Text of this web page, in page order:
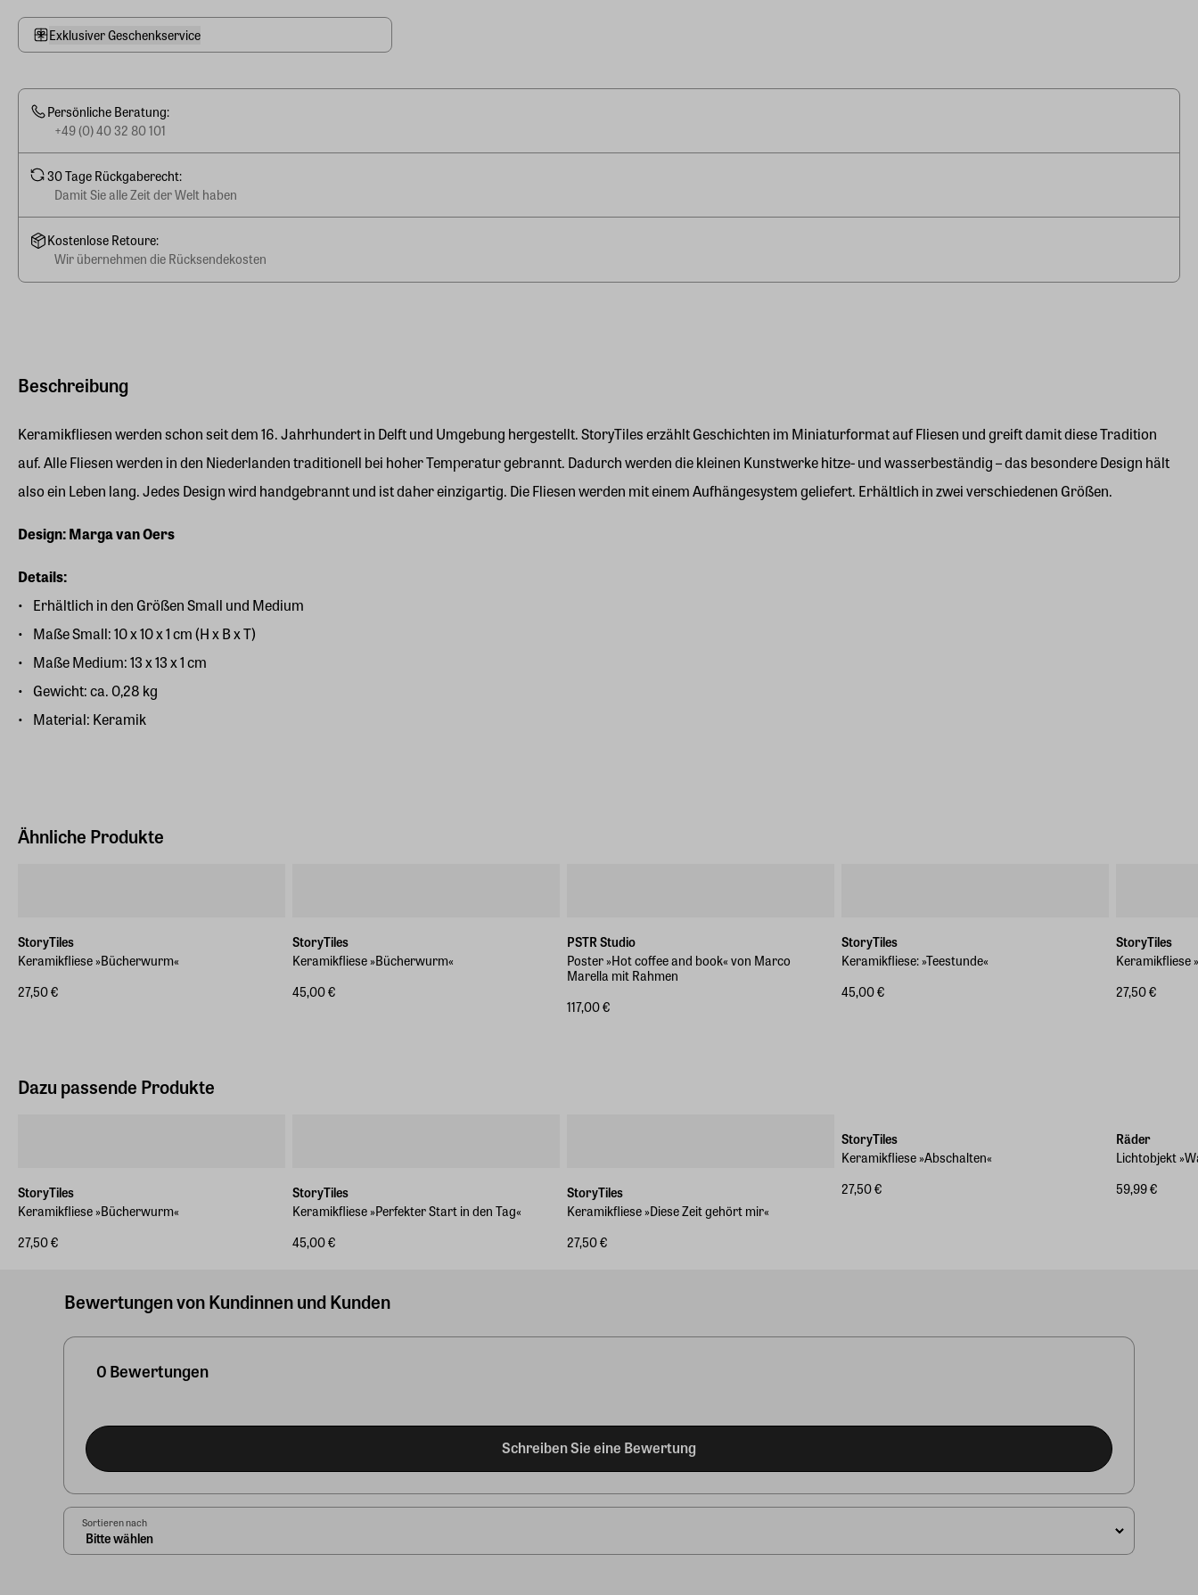
Beschreibung
Keramikfliesen werden schon seit dem 16. Jahrhundert in Delft und Umgebung hergestellt. StoryTiles erzählt Geschichten im Miniaturformat auf Fliesen und greift damit diese Tradition
auf. Alle Fliesen werden in den Niederlanden traditionell bei hoher Temperatur gebrannt. Dadurch werden die kleinen Kunstwerke hitze- und wasserbeständig – das besondere Design hält
also ein Leben lang. Jedes Design wird handgebrannt und ist daher einzigartig. Die Fliesen werden mit einem Aufhängesystem geliefert. Erhältlich in zwei verschiedenen Größen.
Design: Marga van Oers
Details:
Erhältlich in den Größen Small und Medium
Maße Small: 10 x 10 x 1 cm (H x B x T)
Maße Medium: 13 x 13 x 1 cm
Gewicht: ca. 0,28 kg
Material: Keramik
Exklusiver Geschenkservice
Persönliche Beratung:
+49 (0) 40 32 80 101
30 Tage Rückgaberecht:
Damit Sie alle Zeit der Welt haben
Kostenlose Retoure:
Wir übernehmen die Rücksendekosten
Ähnliche Produkte
StoryTiles
Keramikfliese »Bücherwurm«
27,50 €
StoryTiles
Keramikfliese »Bücherwurm«
45,00 €
PSTR Studio
Poster »Hot coffee and book« von Marco
Marella mit Rahmen
117,00 €
StoryTiles
Keramikfliese: »Teestunde«
45,00 €
StoryTiles
Keramikfliese
27,50 €
Dazu passende Produkte
StoryTiles
Keramikfliese »Bücherwurm«
27,50 €
StoryTiles
Keramikfliese »Perfekter Start in den Tag«
45,00 €
StoryTiles
Keramikfliese »Diese Zeit gehört mir«
27,50 €
StoryTiles
Keramikfliese »Abschalten«
27,50 €
Räder
Lichtobjekt
59,99 €
Bewertungen von Kundinnen und Kunden
0 Bewertungen
Schreiben Sie eine Bewertung
Sortieren nach